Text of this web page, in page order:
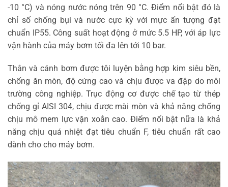
-10 °C) và nóng nước nóng trên 90 °C. Điểm nổi bật đó là
chỉ số chống bụi và nước cực kỳ với mực ấn tượng đạt
chuẩn IP55. Công suất hoạt động ở mức 5.5 HP, với áp lực
vận hành của máy bơm tối đa lên tới 10 bar.
Thân và cánh bơm được tôi luyện bằng hợp kim siêu bền,
chống ăn mòn, độ cứng cao và chịu được va đập do môi
trường công nghiệp. Trục động cơ được chế tạo từ thép
chống gỉ AISI 304, chịu được mài mòn và khả năng chống
chịu mô mem lực vặn xoắn cao. Điểm nổi bật nữa là khả
năng chịu quá nhiệt đạt tiêu chuẩn F, tiêu chuẩn rất cao
dành cho cho máy bơm.